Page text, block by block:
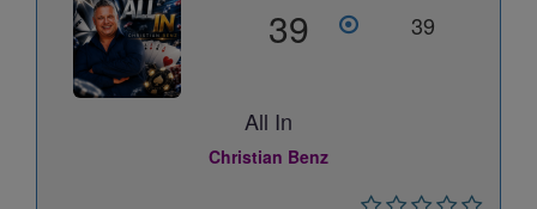
39 39
All In
Christian Benz